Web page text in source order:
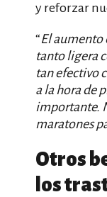
y reforzar
“El aumento
tanto ligera
tan efectivo
a la hora de
importante.
maratones
Otros
los